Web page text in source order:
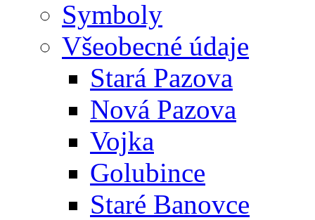
Symboly
Všeobecné údaje
Stará Pazova
Nová Pazova
Vojka
Golubince
Staré Banovce